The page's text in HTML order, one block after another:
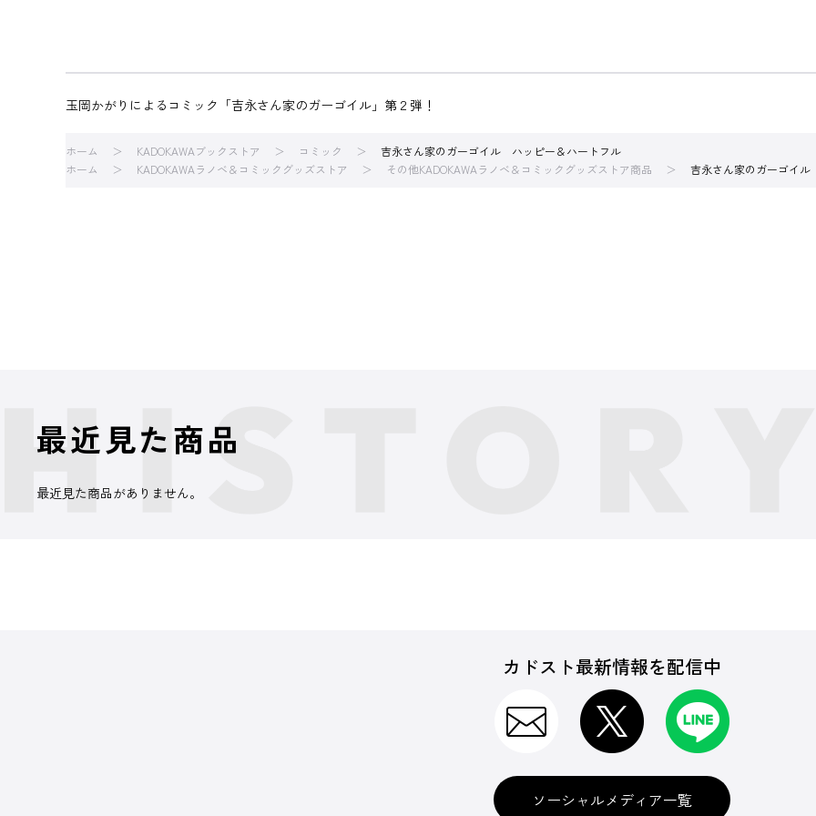
玉岡かがりによるコミック「吉永さん家のガーゴイル」第２弾！
ホーム KADOKAWAブックストア コミック
吉永さん家のガーゴイル ハッピー＆ハートフル
ホーム
KADOKAWAラノベ＆コミックグッズストア その他KADOKAWAラノベ＆コミックグッズストア商品 吉永さん家のガーゴイ
最近見た商品
最近見た商品がありません。
カドスト最新情報を配信中
ソーシャルメディア一覧